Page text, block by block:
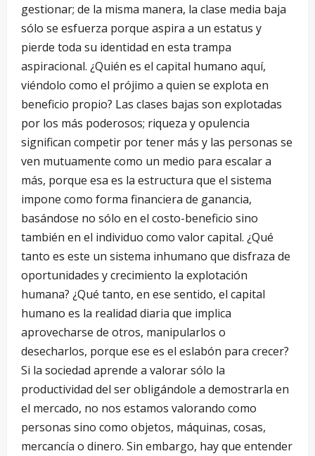
gestionar; de la misma manera, la clase media baja
sólo se esfuerza porque aspira a un estatus y
pierde toda su identidad en esta trampa
aspiracional. ¿Quién es el capital humano aquí,
viéndolo como el prójimo a quien se explota en
beneficio propio? Las clases bajas son explotadas
por los más poderosos; riqueza y opulencia
significan competir por tener más y las personas se
ven mutuamente como un medio para escalar a
más, porque esa es la estructura que el sistema
impone como forma financiera de ganancia,
basándose no sólo en el costo-beneficio sino
también en el individuo como valor capital. ¿Qué
tanto es este un sistema inhumano que disfraza de
oportunidades y crecimiento la explotación
humana? ¿Qué tanto, en ese sentido, el capital
humano es la realidad diaria que implica
aprovecharse de otros, manipularlos o
desecharlos, porque ese es el eslabón para crecer?
Si la sociedad aprende a valorar sólo la
productividad del ser obligándole a demostrarla en
el mercado, no nos estamos valorando como
personas sino como objetos, máquinas, cosas,
mercancía o dinero. Sin embargo, hay que entender